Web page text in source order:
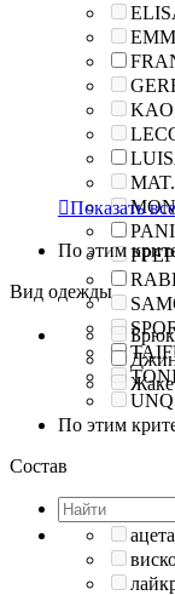
PPEP
UNQ
Показать все
По этим
Вид одежды
По этим
Состав